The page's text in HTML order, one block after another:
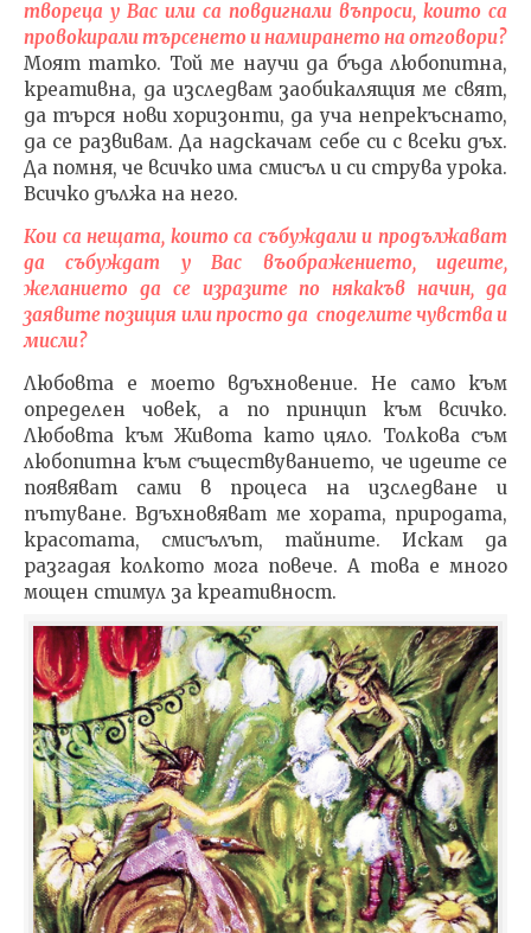
твореца у Вас или са повдигнали въпроси, които са
провокирали търсенето и намирането на отговори?
Моят татко. Той ме научи да бъда любопитна,
креативна, да изследвам заобикалящия ме свят,
да търся нови хоризонти, да уча непрекъснато,
да се развивам. Да надскачам себе си с всеки дъх.
Да помня, че всичко има смисъл и си струва урока.
Всичко дължа на него.
Кои са нещата, които са събуждали и продължават
да събуждат у Вас въображението, идеите,
желанието да се изразите по някакъв начин, да
заявите позиция или просто да споделите чувства и
мисли?
Любовта е моето вдъхновение. Не само към
определен човек, а по принцип към всичко.
Любовта към Живота като цяло. Толкова съм
любопитна към съществуванието, че идеите се
появяват сами в процеса на изследване и
пътуване. Вдъхновяват ме хората, природата,
красотата, смисълът, тайните. Искам да
разгадая колкото мога повече. А това е много
мощен стимул за креативност.